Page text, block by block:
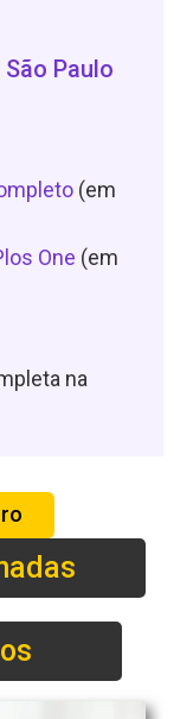
Paulo
(em
One (em
na